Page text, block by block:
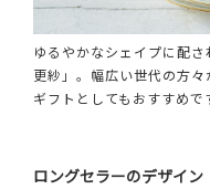
ゆるやかなシェイプに配
更紗」。幅広い世代の方々
ギフトとしてもおすすめで
ロングセラーのデザイン